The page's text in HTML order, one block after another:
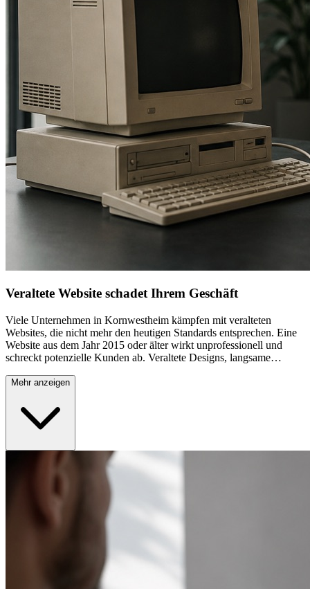
Veraltete Website schadet Ihrem Geschäft
Viele Unternehmen in Kornwestheim kämpfen mit veralteten
Websites, die nicht mehr den heutigen Standards entsprechen. Eine
Website aus dem Jahr 2015 oder älter wirkt unprofessionell und
schreckt potenzielle Kunden ab. Veraltete Designs, langsame
Besucher Ihre Seite sofort wieder verlassen. In einer Zeit, in der
suchen, kann eine veraltete Website erhebliche Umsatzverluste
bedeuten. Moderne Nutzer erwarten intuitive Navigation,
ansprechendes Design und schnelle Ladezeiten – alles Faktoren, die
Mehr anzeigen